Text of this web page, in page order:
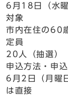
6月18日（水
対象
市内在住の60
定員
20人（抽選）
申込方法・申
6月2日（月曜
は直接